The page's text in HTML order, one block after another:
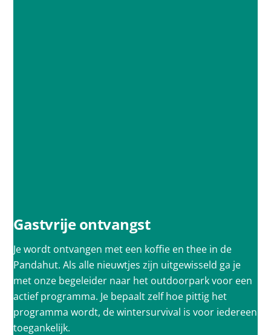
Gastvrije ontvangst
Je wordt ontvangen met een koffie en thee in de
Pandahut. Als alle nieuwtjes zijn uitgewisseld ga je
met onze begeleider naar het outdoorpark voor een
actief programma. Je bepaalt zelf hoe pittig het
programma wordt, de wintersurvival is voor iedereen
toegankelijk.